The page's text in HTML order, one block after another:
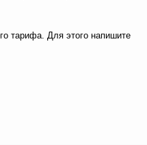
тарифа. Для этого напишите